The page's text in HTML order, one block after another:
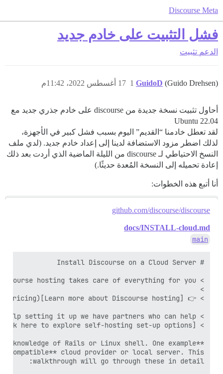
Discourse Meta
فشل التثبيت على خادم جديد
الدعم تثبيت
GuidoD (Guido Drehsen) 17 أغسطس 2022، 11:42م 1
أحاول تثبيت نسخة جديدة من discourse على خادم جذري جديد مع
Ubuntu 22.04
لقد تعطل خادمنا “القديم” اليوم بسبب فشل كبير في الأجهزة،
لذلك اضطر مزود الاستضافة لدينا إلى إعداد خادم جديد. (لدي ملف
النسخ الاحتياطي لـ discourse من الليلة الماضية الذي أردت بعد ذلك
إعادة تحميله إلى النسخة المُعدة حديثًا.)
أنا أتبع هذه الخطوات:
github.com/discourse/discourse
docs/INSTALL-cloud.md
main